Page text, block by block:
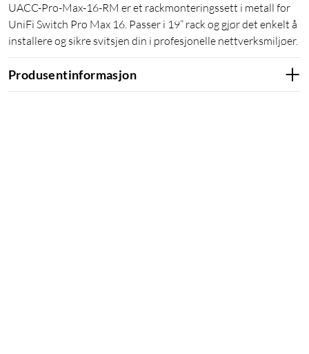
UACC-Pro-Max-16-RM er et rackmonteringssett i metall for
UniFi Switch Pro Max 16. Passer i 19” rack og gjør det enkelt å
installere og sikre svitsjen din i profesjonelle nettverksmiljøer.
Produsentinformasjon